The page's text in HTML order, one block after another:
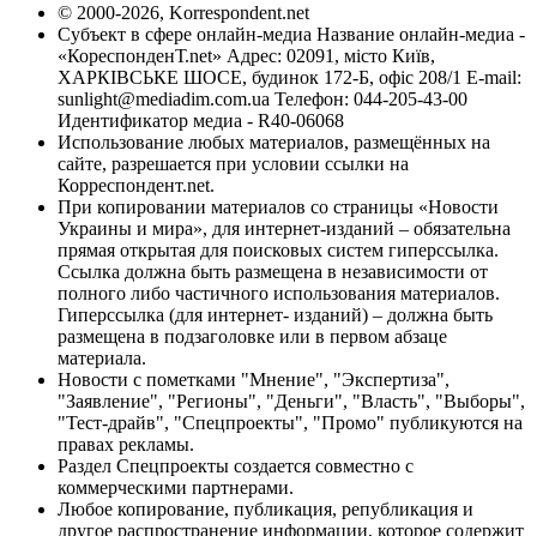
© 2000-2026, Korrespondent.net
Субъект в сфере онлайн-медиа Название онлайн-медиа -
«КореспонденТ.net» Адрес: 02091, місто Київ,
ХАРКІВСЬКЕ ШОСЕ, будинок 172-Б, офіс 208/1 E-mail:
sunlight@mediadim.com.ua Телефон: 044-205-43-00
Идентификатор медиа - R40-06068
Использование любых материалов, размещённых на
сайте, разрешается при условии ссылки на
Корреспондент.net.
При копировании материалов со страницы «Новости
Украины и мира», для интернет-изданий – обязательна
прямая открытая для поисковых систем гиперссылка.
Ссылка должна быть размещена в независимости от
полного либо частичного использования материалов.
Гиперссылка (для интернет- изданий) – должна быть
размещена в подзаголовке или в первом абзаце
материала.
Новости с пометками "Мнение", "Экспертиза",
"Заявление", "Регионы", "Деньги", "Власть", "Выборы",
"Тест-драйв", "Спецпроекты", "Промо" публикуются на
правах рекламы.
Раздел Спецпроекты создается совместно с
коммерческими партнерами.
Любое копирование, публикация, републикация и
другое распространение информации, которое содержит